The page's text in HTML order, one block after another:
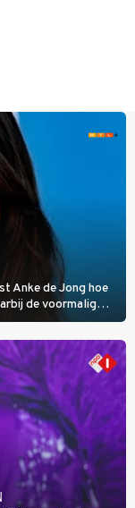
Anke de Jong hoe
de voormalig
het samen met
en Marc-Marie